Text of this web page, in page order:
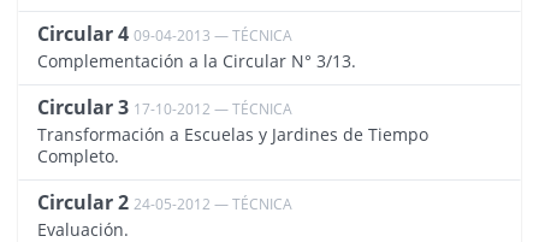
Circular 4 09-04-2013 — TÉCNICA
Complementación a la Circular N° 3/13.
Circular 3 17-10-2012 — TÉCNICA
Transformación a Escuelas y Jardines de Tiempo
Completo.
Circular 2 24-05-2012 — TÉCNICA
Evaluación.